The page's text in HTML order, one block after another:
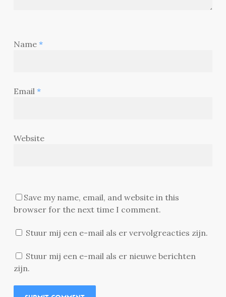
Name *
Email *
Website
Save my name, email, and website in this
browser for the next time I comment.
Stuur mij een e-mail als er vervolgreacties zijn.
Stuur mij een e-mail als er nieuwe berichten
zijn.